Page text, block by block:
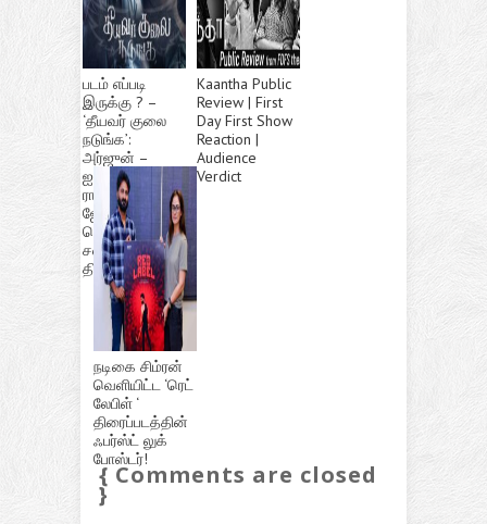
படம் எப்படி
இருக்கு ? –
‘தீயவர் குலை
நடுங்க’:
அர்ஜுன் –
ஐஸ்வர்யா
ராஜேஷ்
ஜோடியில்
வெளிவந்த
சஸ்பென்ஸ்
திரில்லர்!
Kaantha Public
Review | First
Day First Show
Reaction |
Audience
Verdict
நடிகை சிம்ரன்
வெளியிட்ட ‘ரெட்
லேபிள் ‘
திரைப்படத்தின்
ஃபர்ஸ்ட் லுக்
போஸ்டர்!
{ Comments are closed
}